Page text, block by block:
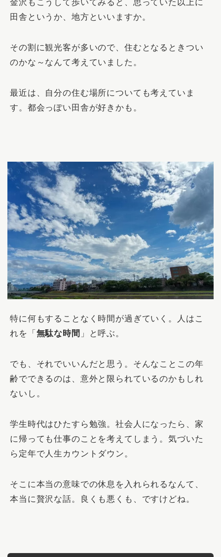
金沢もこうして歩いてみると、思っていた以上に
田舎というか、地方といいますか。
その割に観光客が多いので、住むとなるときつい
のかな～なんて考えていました。
最近は、自分の住む場所についても考えていま
す。都会っぽい田舎が好きかも。
特に何もすることなく時間が過ぎていく。人はこ
れを「 無駄な時間 」と呼ぶ。
でも、それでいいんだと思う。そんなことこの年
齢でできるのは、意外と限られているのかもしれ
ないし。
学生時代はひたすら勉強。社会人になったら、家
に帰っても仕事のことを考えてしまう。気づいた
ら定年で人生カウントダウン。
そこに本当の意味での休息を入れられるなんて、
本当に贅沢な話。良くも悪くも、ですけどね。